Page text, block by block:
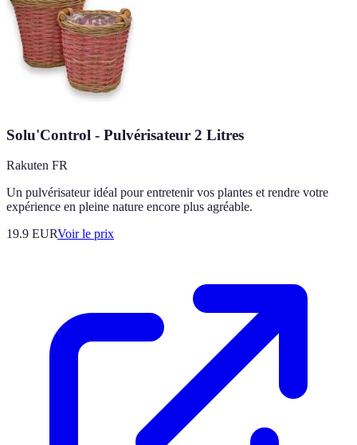
Solu'Control - Pulvérisateur 2 Litres
Rakuten FR
Un pulvérisateur idéal pour entretenir vos plantes et rendre votre
expérience en pleine nature encore plus agréable.
19.9 EURVoir le prix